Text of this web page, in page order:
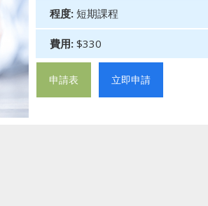
程度: 短期課程
費用: $330
申請表 立即申請